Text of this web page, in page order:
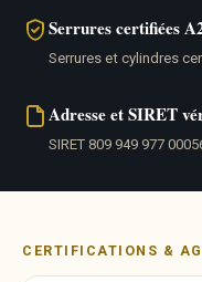
Serrures certifiées
Serrures et cylindres
Adresse et SIRET
SIRET 809 949 977
CERTIFICATIONS &